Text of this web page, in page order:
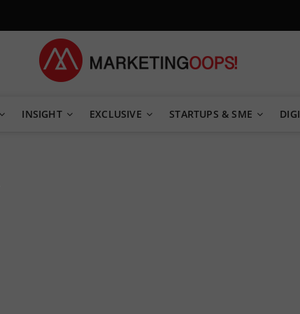
INSIGHT EXCLUSIVE STARTUPS & SME